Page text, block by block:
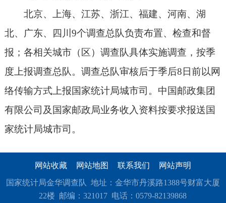
北京、上海、江苏、浙江、福建、河南、湖
北、广东、四川9个调查总队负责布置、检查和督
报；各相关城市（区）调查队具体实施调查，按季
度上报调查总队。调查总队审核后于季后8日前以网
络传输方式上报国家统计局城市司。中国邮政集团
有限公司及国家邮政局业务收入资料按要求报送国
家统计局城市司。
网站收藏 网站地图 联系我们 网站声明
国家统计局金华调查队 地址：金华市丹溪路1388号财富大厦
22楼 邮编：321017 电话：0579-82139868